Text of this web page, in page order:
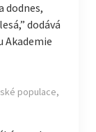
dodnes,
dodává
Akademie
populace,